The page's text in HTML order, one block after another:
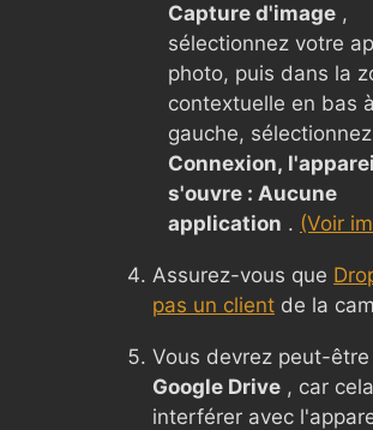
Capture d'image ,
sélectionnez votre
photo, puis dans la
contextuelle en bas à
gauche, sélectionnez
Connexion,
s'ouvre : Aucune
application . (Voir
Assurez-vous que
pas un client de la
Vous devrez peut-
Google Drive , car
interférer avec